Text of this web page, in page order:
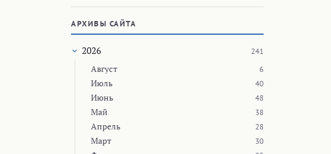
АРХИВЫ САЙТА
2026 241
Август 6
Июль 40
Июнь 48
Май 38
Апрель 28
Март 30